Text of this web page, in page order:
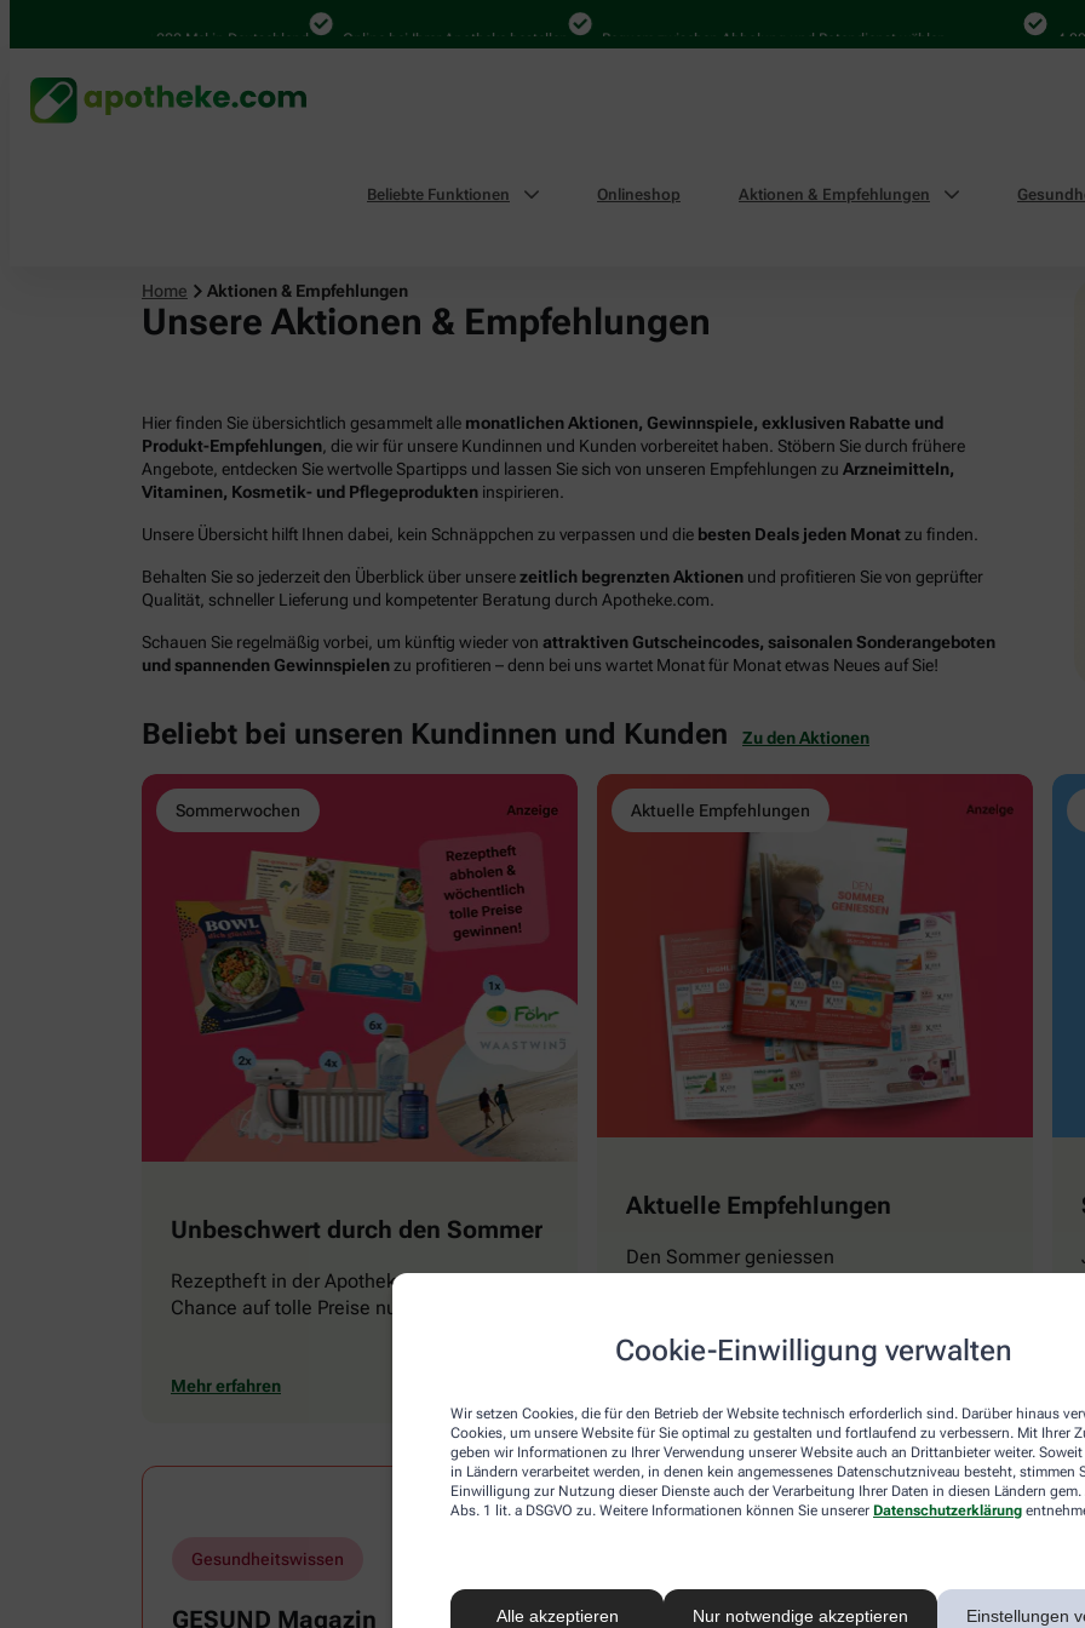
Cookie-Einwilligung verwalten
Wir setzen Cookies, die für den Betrieb der Website technisch erforderlich sind. Darüber hinaus
Cookies, um unsere Website für Sie optimal zu gestalten und fortlaufend zu verbessern. Mit Ihrer
geben wir Informationen zu Ihrer Verwendung unserer Website auch an Drittanbieter weiter. Soweit
in Ländern verarbeitet werden, in denen kein angemessenes Datenschutzniveau besteht, stimmen
Einwilligung zur Nutzung dieser Dienste auch der Verarbeitung Ihrer Daten in diesen Ländern
Abs. 1 lit. a DSGVO zu. Weitere Informationen können Sie unserer Datenschutzerklärung
Alle akzeptieren Nur notwendige akzeptieren Einstellungen
4.000 Mal in Deutschland Online bei Ihrer Apotheke bestellen Bequem zwischen Abholung und Botendienst wählen 4.000
Beliebte Funktionen Onlineshop Aktionen & Empfehlungen
Home Aktionen & Empfehlungen
Unsere Aktionen & Empfehlungen
Hier finden Sie übersichtlich gesammelt alle monatlichen Aktionen, Gewinnspiele, exklusiven Rabatte und
Produkt-Empfehlungen , die wir für unsere Kundinnen und Kunden vorbereitet haben. Stöbern Sie durch frühere
Angebote, entdecken Sie wertvolle Spartipps und lassen Sie sich von unseren Empfehlungen zu Arzneimitteln,
Vitaminen, Kosmetik- und Pflegeprodukten inspirieren.
Unsere Übersicht hilft Ihnen dabei, kein Schnäppchen zu verpassen und die besten Deals jeden Monatzu finden.
Behalten Sie so jederzeit den Überblick über unserezeitlich begrenzten Aktionen und profitieren Sie von geprüfter
Qualität, schneller Lieferung und kompetenter Beratung durch Apotheke.com.
Schauen Sie regelmäßig vorbei, um künftig wieder von attraktiven Gutscheincodes, saisonalen Sonderangeboten
und spannenden Gewinnspielenzu profitieren – denn bei uns wartet Monat für Monat etwas Neues auf Sie!
Beliebt bei unseren Kundinnen und Kunden Zu den Aktionen
Sommerwochen
Unbeschwert durch den Sommer
Rezeptheft in der Apotheke abholen und
Chance auf tolle Preise nutzen
Mehr erfahren
Aktuelle Empfehlungen
Aktuelle Empfehlungen
Den Sommer geniessen
Mehr erfahren
Gesundheitswissen
GESUND Magazin
Magazin GESUND